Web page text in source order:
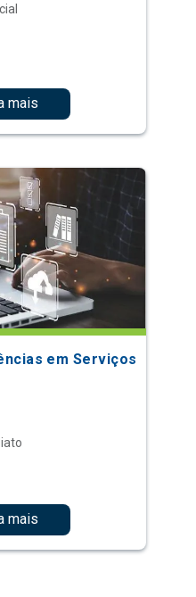
mais
em Serviços
mais